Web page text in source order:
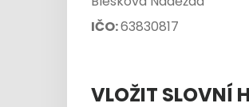
IČO:63830817
VLOŽIT SLOVNÍ